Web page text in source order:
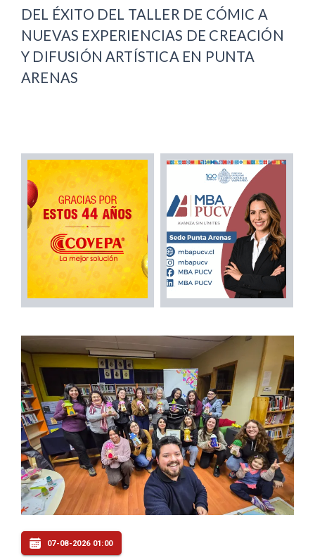
DEL ÉXITO DEL TALLER DE CÓMIC A
NUEVAS EXPERIENCIAS DE CREACIÓN
Y DIFUSIÓN ARTÍSTICA EN PUNTA
ARENAS
07-08-2026 01:00